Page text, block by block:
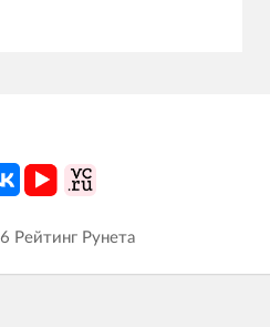
Рейтинг Рунета